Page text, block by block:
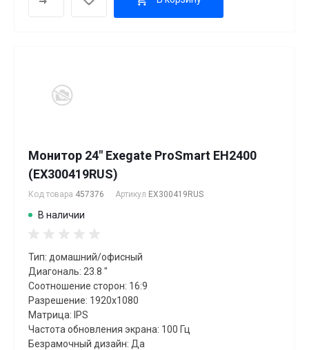
Монитор 24" Exegate ProSmart EH2400
(EX300419RUS)
Код товара 457376 Артикул EX300419RUS
В наличии
Тип: домашний/офисный
Диагональ: 23.8 "
Соотношение сторон: 16:9
Разрешение: 1920x1080
Матрица: IPS
Частота обновления экрана: 100 Гц
Безрамочный дизайн: Да